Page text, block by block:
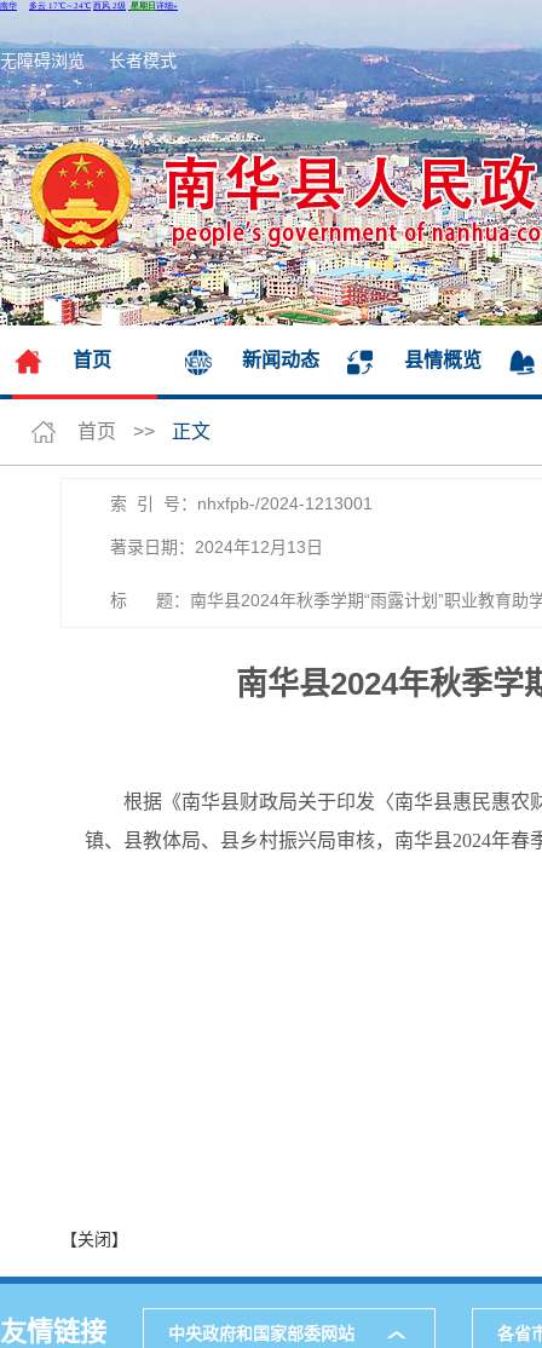
无障碍浏览 长者模式
首页 新闻动态 县情概览
首页 >> 正文
索 引 号：nhxfpb-/2024-1213001
著录日期：2024年12月13日
标 题：南华县2024年秋季学期“雨露计划”职业教育助
南华县2024年秋季学
根据《南华县财政局关于印发〈南华县惠民惠农
镇、县教体局、县乡村振兴局审核，南华县2024年春
【关闭】
友情链接 中央政府和国家部委网站 各省